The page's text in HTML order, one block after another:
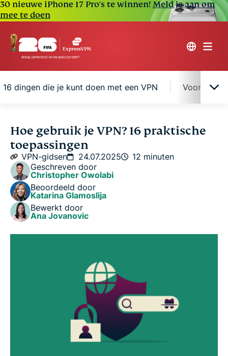
30 nieuwe iPhone 17 Pro's te winnen!Meld je aan om
mee te doen
16 dingen die je kunt doen met een VPN Voordelen
Wat is een VPN en waarom gebruiken mensen
het?
16 dingen die je kunt doen met een VPN
Voordelen van VPN met ExpressVPN
Veelgestelde vragen
Hoe gebruik je VPN? 16 praktische
toepassingen
VPN-gidsen 24.07.2025
12 minuten
Geschreven door
Christopher Owolabi
Beoordeeld door
Katarina Glamoslija
Bewerkt door
Ana Jovanovic